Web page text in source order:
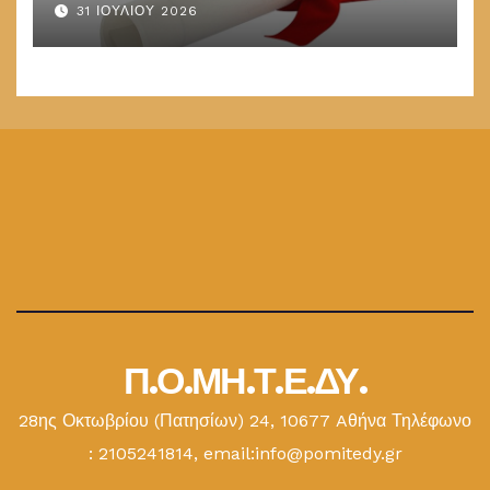
31 ΙΟΥΛΊΟΥ 2026
Π.Ο.ΜΗ.Τ.Ε.ΔΥ.
28ης Οκτωβρίου (Πατησίων) 24, 10677 Aθήνα Τηλέφωνο
: 2105241814, email:info@pomitedy.gr